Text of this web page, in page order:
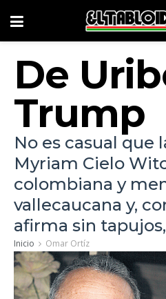
De
Trump
No es casual que
Myriam Cielo
colombiana y
vallecaucana y,
afirma sin
Inicio Omar Ortíz